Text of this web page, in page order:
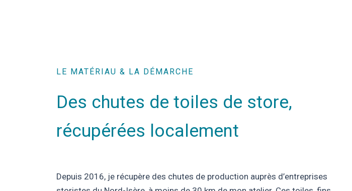
LE MATÉRIAU & LA DÉMARCHE
Des chutes de toiles de store,
récupérées localement
Depuis 2016, je récupère des chutes de production auprès d’entreprises